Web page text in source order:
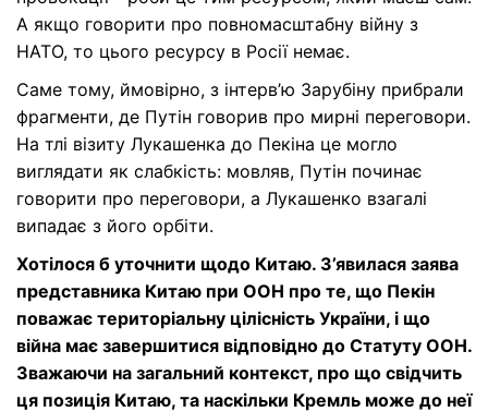
А якщо говорити про повномасштабну війну з
НАТО, то цього ресурсу в Росії немає.
Саме тому, ймовірно, з інтерв’ю Зарубіну прибрали
фрагменти, де Путін говорив про мирні переговори.
На тлі візиту Лукашенка до Пекіна це могло
виглядати як слабкість: мовляв, Путін починає
говорити про переговори, а Лукашенко взагалі
випадає з його орбіти.
Хотілося б уточнити щодо Китаю. З’явилася заява
представника Китаю при ООН про те, що Пекін
поважає територіальну цілісність України, і що
війна має завершитися відповідно до Статуту ООН.
Зважаючи на загальний контекст, про що свідчить
ця позиція Китаю, та наскільки Кремль може до неї